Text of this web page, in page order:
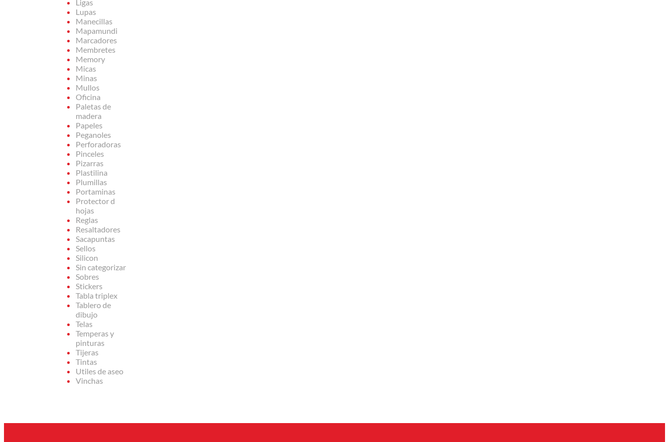
Ligas
Lupas
Manecillas
Mapamundi
Marcadores
Membretes
Memory
Micas
Minas
Mullos
Oficina
Paletas de
madera
Papeles
Peganoles
Perforadoras
Pinceles
Pizarras
Plastilina
Plumillas
Portaminas
Protector d
hojas
Reglas
Resaltadores
Sacapuntas
Sellos
Silicon
Sin categorizar
Sobres
Stickers
Tabla triplex
Tablero de
dibujo
Telas
Temperas y
pinturas
Tijeras
Tintas
Utiles de aseo
Vinchas